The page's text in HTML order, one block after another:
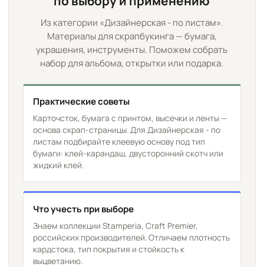
Из категории «Дизайнерская - по листам».
Материалы для скрапбукинга — бумага,
украшения, инструменты. Поможем собрать
набор для альбома, открытки или подарка.
Практические советы
Карточсток, бумага с принтом, высечки и ленты —
основа скрап-страницы. Для Дизайнерская - по
листам подбирайте клеевую основу под тип
бумаги: клей-карандаш, двусторонний скотч или
жидкий клей.
Что учесть при выборе
Знаем коллекции Stamperia, Craft Premier,
российских производителей. Отличаем плотность
кардстока, тип покрытия и стойкость к
выцветанию.